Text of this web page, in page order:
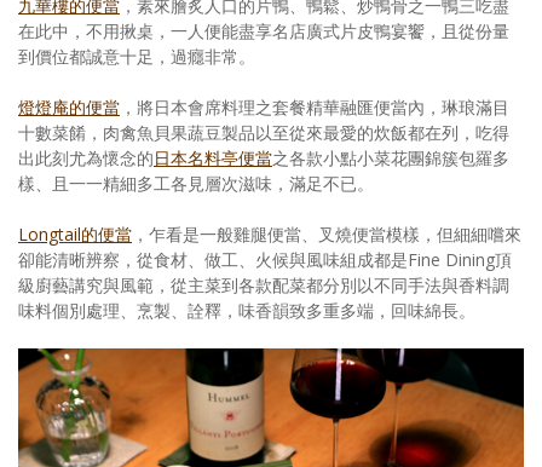
九華樓的便當 ，素來膾炙人口的片鴨、鴨鬆、炒鴨骨之一鴨三吃盡
在此中，不用揪桌，一人便能盡享名店廣式片皮鴨宴饗，且從份量
到價位都誠意十足，過癮非常。
燈燈庵的便當 ，將日本會席料理之套餐精華融匯便當內，琳琅滿目
十數菜餚，肉禽魚貝果蔬豆製品以至從來最愛的炊飯都在列，吃得
出此刻尤為懷念的日本名料亭便當之各款小點小菜花團錦簇包羅多
樣、且一一精細多工各見層次滋味，滿足不已。
Longtail的便當 ，乍看是一般雞腿便當、叉燒便當模樣，但細細嚐來
卻能清晰辨察，從食材、做工、火候與風味組成都是Fine Dining頂
級廚藝講究與風範，從主菜到各款配菜都分別以不同手法與香料調
味料個別處理、烹製、詮釋，味香韻致多重多端，回味綿長。